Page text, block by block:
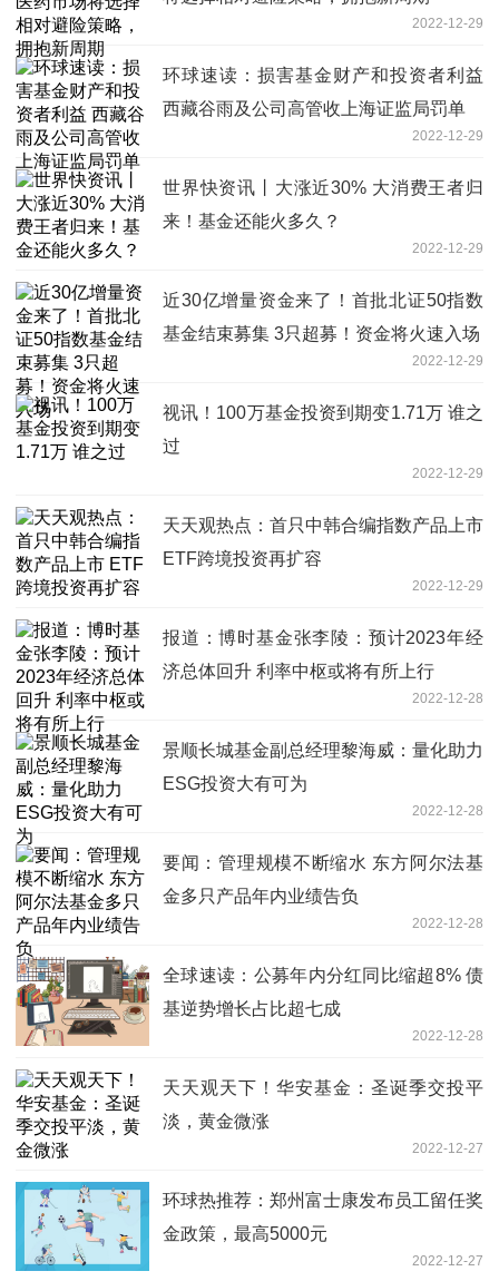
2022-12-29
环球速读：损害基金财产和投资者利益
西藏谷雨及公司高管收上海证监局罚单
2022-12-29
世界快资讯丨大涨近30% 大消费王者归
来！基金还能火多久？
2022-12-29
近30亿增量资金来了！首批北证50指数
基金结束募集 3只超募！资金将火速入场
2022-12-29
视讯！100万基金投资到期变1.71万 谁之
过
2022-12-29
天天观热点：首只中韩合编指数产品上市
ETF跨境投资再扩容
2022-12-29
报道：博时基金张李陵：预计2023年经
济总体回升 利率中枢或将有所上行
2022-12-28
景顺长城基金副总经理黎海威：量化助力
ESG投资大有可为
2022-12-28
要闻：管理规模不断缩水 东方阿尔法基
金多只产品年内业绩告负
2022-12-28
全球速读：公募年内分红同比缩超8% 债
基逆势增长占比超七成
2022-12-28
天天观天下！华安基金：圣诞季交投平
淡，黄金微涨
2022-12-27
环球热推荐：郑州富士康发布员工留任奖
金政策，最高5000元
2022-12-27